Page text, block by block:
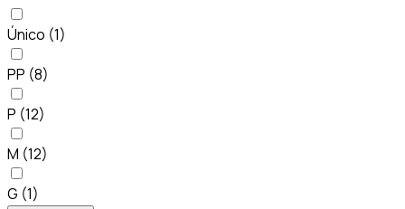
Único (1)
PP (8)
P (12)
M (12)
G (1)